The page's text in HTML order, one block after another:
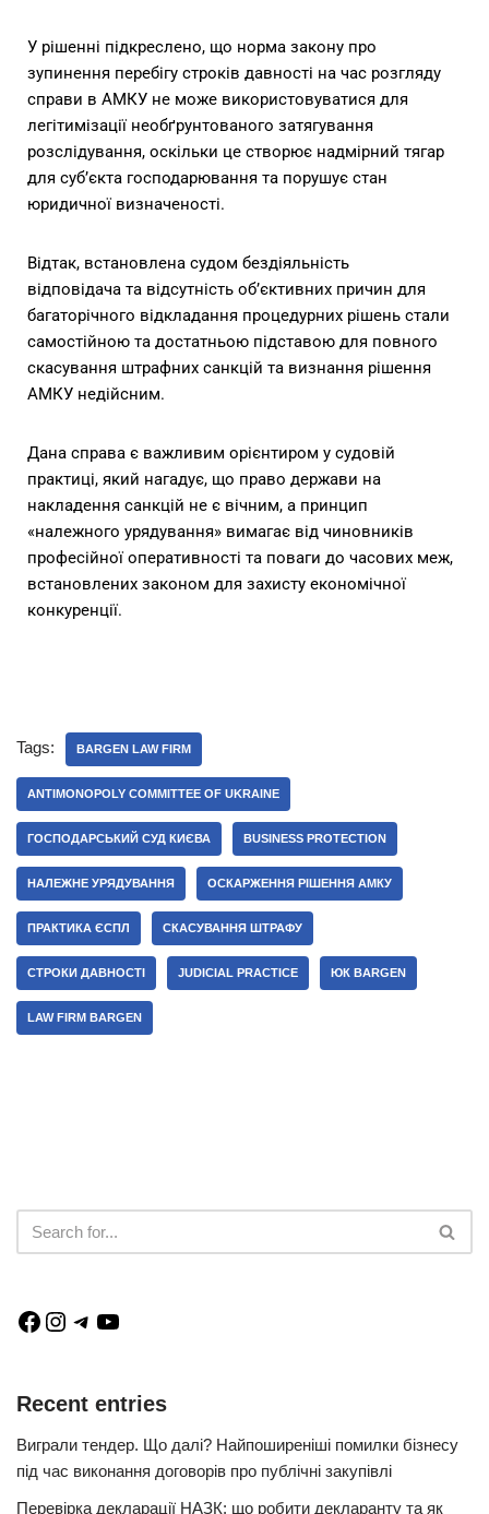
У рішенні підкреслено, що норма закону про
зупинення перебігу строків давності на час розгляду
справи в АМКУ не може використовуватися для
легітимізації необґрунтованого затягування
розслідування, оскільки це створює надмірний тягар
для суб’єкта господарювання та порушує стан
юридичної визначеності.
Відтак, встановлена судом бездіяльність
відповідача та відсутність об’єктивних причин для
багаторічного відкладання процедурних рішень стали
самостійною та достатньою підставою для повного
скасування штрафних санкцій та визнання рішення
АМКУ недійсним.
Дана справа є важливим орієнтиром у судовій
практиці, який нагадує, що право держави на
накладення санкцій не є вічним, а принцип
«належного урядування» вимагає від чиновників
професійної оперативності та поваги до часових меж,
встановлених законом для захисту економічної
конкуренції.
Tags: BARGEN LAW FIRM
ANTIMONOPOLY COMMITTEE OF UKRAINE
ГОСПОДАРСЬКИЙ СУД КИЄВА BUSINESS PROTECTION
НАЛЕЖНЕ УРЯДУВАННЯ ОСКАРЖЕННЯ РІШЕННЯ АМКУ
ПРАКТИКА ЄСПЛ СКАСУВАННЯ ШТРАФУ
СТРОКИ ДАВНОСТІ JUDICIAL PRACTICE ЮК BARGEN
LAW FIRM BARGEN
Recent entries
Виграли тендер. Що далі? Найпоширеніші помилки бізнесу
під час виконання договорів про публічні закупівлі
Перевірка декларації НАЗК: що робити декларанту та як